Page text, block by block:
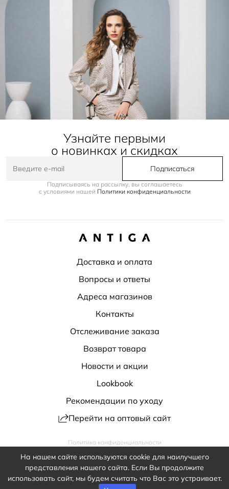
Узнайте первыми
о новинках и скидках
Подписаться
Подписываясь на рассылку, вы соглашаетесь
с условиями нашей Политики конфиденциальности
На нашем сайте используются cookie для наилучшего
представления нашего сайта. Если Вы продолжите
использовать сайт, мы будем считать что Вас это устраивает.
Доставка и оплата
Вопросы и ответы
Адреса магазинов
Контакты
Отслеживание заказа
Возврат товара
Новости и акции
Lookbook
Рекомендации по уходу
Перейти на оптовый сайт
2020 – 2026 Antiga. Все права защищены.
shop@antiga.ru
8 800 200-32-20
Политика конфиденциальности
Публичная оферта
Обработка персональных данных